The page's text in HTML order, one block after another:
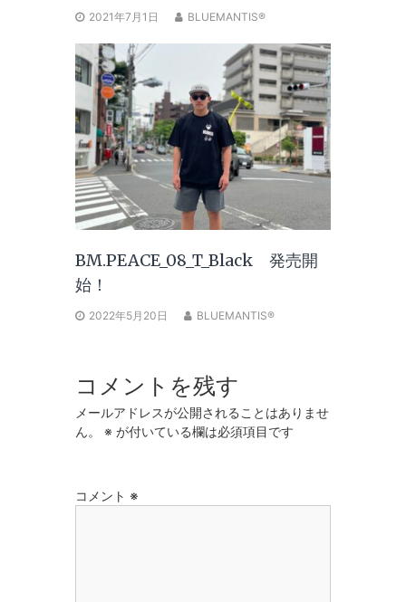
2021年7月1日 BLUEMANTIS®
BM.PEACE_08_T_Black 発売開
始！
2022年5月20日 BLUEMANTIS®
コメントを残す
メールアドレスが公開されることはありませ
ん。
※ が付いている欄は必須項目です
コメント ※